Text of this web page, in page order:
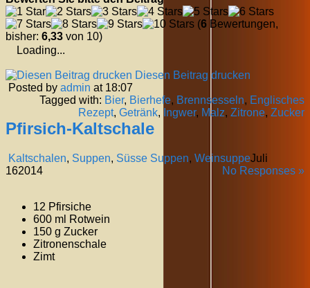
(6 Bewertungen,
bisher: 6,33 von 10)
Loading...
Diesen Beitrag drucken
Posted by admin at 18:07
Tagged with: Bier, Bierhefe, Brennsesseln, Englisches
Rezept, Getränk, Ingwer, Malz, Zitrone, Zucker
Pfirsich-Kaltschale
Kaltschalen, Suppen, Süsse Suppen, Weinsuppe
No Responses »
Juli
162014
12 Pfirsiche
600 ml Rotwein
150 g Zucker
Zitronenschale
Zimt